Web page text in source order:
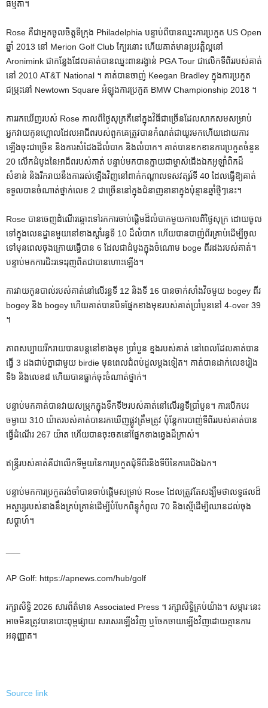
ធម្មតា។
Rose គឺជាអ្នកចូលចិត្តទីក្រុង Philadelphia បន្ទាប់ពីបានឈ្នះការប្រកួត US Open
ឆ្នាំ 2013 នៅ Merion Golf Club ក្បែរនោះ ហើយគាត់មានប្រវត្តិល្អនៅ
Aronimink ជាកន្លែងដែលគាត់បានឈ្នះពានរង្វាន់ PGA Tour ជាលើកទីពីររបស់គាត់
នៅ 2010 AT&T National ។ គាត់បានចាញ់ Keegan Bradley ក្នុងការប្រកួត
ជម្រុះនៅ Newtown Square អំឡុងការប្រកួត BMW Championship 2018 ។
ការរកឃើញរបស់ Rose កាលពីថ្ងៃសុក្រគឺនៅក្នុងវិធីជាច្រើនដែលសាកសមសម្រាប់
អ្នកវាយកូនហ្គោលដែលអាជីពរបស់ពួកគេត្រូវបានកំណត់ជាយូរមកហើយដោយការ
ឡើងចុះជាច្រើន និងការសំដែងដ៏លំបាក និងលំបាក។ គាត់បានខកខានការប្រកួតចំនួន
20 លើកដំបូងនៃអាជីពរបស់គាត់ បន្ទាប់មកបានក្លាយជាម្ចាស់ជើងឯកអូឡាំពិកដ៏
សំខាន់ និងរីករាយនឹងការរស់ឡើងវិញនៅពាក់កណ្តាលទសវត្សរ៍ទី 40 ដែលធ្វើឱ្យគាត់
ទទួលបានចំណាត់ថ្នាក់លេខ 2 ជាច្រើននៅក្នុងជំនាញនានាក្នុងប៉ុន្មានឆ្នាំថ្មីៗនេះ។
Rose បានចេញដំណើរឆ្ពោះទៅរកការចាប់ផ្តើមដ៏លំបាកមួយកាលពីថ្ងៃសុក្រ ដោយចូល
ទៅក្នុងលេនដ្ឋានមួយនៅខាងស្តាំរន្ធទី 10 ដ៏លំបាក ហើយបានបាញ់ពីរគ្រាប់ដើម្បីចូល
ទៅមុនពេលចុងក្រោយធ្វើបាន 6 ដែលជាដំបូងក្នុងចំណោម boge ពីរដងរបស់គាត់។
បន្ទាប់មកការជិះរទេះរុញពិតជាបានហោះឡើង។
ការវាយកូនបាល់របស់គាត់នៅលើរន្ធទី 12 និងទី 16 បានចាក់សាំងវិចមួយ bogey ពីរ
bogey និង bogey ហើយគាត់បានបិទផ្នែកខាងមុខរបស់គាត់ប្រាំបួននៅ 4-over 39
។
ភាពសប្បាយរីករាយបានបន្តនៅខាងមុខ ប្រាំបួន ខ្នងរបស់គាត់ នៅពេលដែលគាត់បាន
ធ្វើ 3 ដងជាប់គ្នាជាមួយ birdie មុនពេលជំពប់ដួលម្តងទៀត។ គាត់​បាន​ដាក់​លេខ​រៀង​
ទី​៦ និង​លេខ​៨ ហើយ​បាន​ធ្លាក់​ចុះ​ចំណាត់​ថ្នាក់។
បន្ទាប់​មក​គាត់​បាន​វាយ​សម្រុក​ក្នុង​ទឹក​ទី​២​របស់​គាត់​នៅ​លើ​រន្ធ​ទី​ប្រាំ​បួន។ ការបើកបរ
ចម្ងាយ 310 យ៉ាតរបស់គាត់បានរកឃើញផ្លូវត្រឹមត្រូវ ប៉ុន្តែការបាញ់ទីពីររបស់គាត់បាន
ធ្វើដំណើរ 267 យ៉ាត ហើយបានចុះចតនៅផ្នែកខាងឆ្វេងដ៏ក្រាស់។
ឥន្ទ្រី​របស់​គាត់​គឺ​ជា​លើក​ទី​មួយ​នៃ​ការ​ប្រកួត​ជុំ​ទី​ពីរ​និង​ទី​បី​នៃ​ការ​ជើង​ឯក​។
បន្ទាប់មកការប្រកួតរង់ចាំបានចាប់ផ្តើមសម្រាប់ Rose ដែលត្រូវតែសង្ឃឹមថាលទ្ធផលដ៏
អស្ចារ្យរបស់នាងនឹងគ្រប់គ្រាន់ដើម្បីបំបែកពិន្ទុកំពូល 70 និងស្មើដើម្បីឈានដល់ចុង
សប្តាហ៍។
AP Golf: https://apnews.com/hub/golf
រក្សាសិទ្ធិ 2026 សារព័ត៌មាន Associated Press ។ រក្សាសិទ្ធិគ្រប់យ៉ាង។ សម្ភារៈនេះ
អាចមិនត្រូវបានបោះពុម្ពផ្សាយ សរសេរឡើងវិញ ឬចែកចាយឡើងវិញដោយគ្មានការ
អនុញ្ញាត។
Source link